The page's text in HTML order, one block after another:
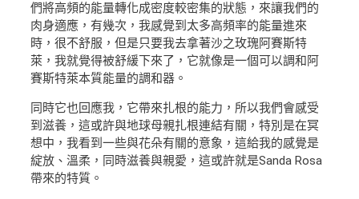
們將高頻的能量轉化成密度較密集的狀態，來讓我們的
肉身適應，有幾次，我感覺到太多高頻率的能量進來
時，很不舒服，但是只要我去拿著沙之玫瑰阿賽斯特
萊，我就覺得被舒緩下來了，它就像是一個可以調和阿
賽斯特萊本質能量的調和器。
同時它也回應我，它帶來扎根的能力，所以我們會感受
到滋養，這或許與地球母親扎根連結有關，特別是在冥
想中，我看到一些與花朵有關的意象，這給我的感覺是
綻放、溫柔，同時滋養與親愛，這或許就是Sanda Rosa
帶來的特質。